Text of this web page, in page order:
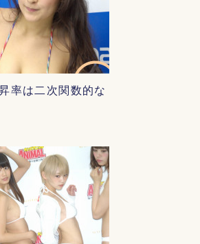
率は二次関数的な